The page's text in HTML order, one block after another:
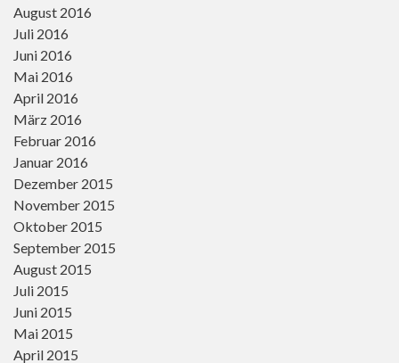
August 2016
Juli 2016
Juni 2016
Mai 2016
April 2016
März 2016
Februar 2016
Januar 2016
Dezember 2015
November 2015
Oktober 2015
September 2015
August 2015
Juli 2015
Juni 2015
Mai 2015
April 2015